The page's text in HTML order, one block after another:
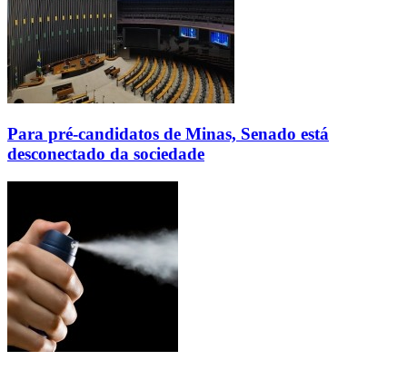
Para pré-candidatos de Minas, Senado está
desconectado da sociedade